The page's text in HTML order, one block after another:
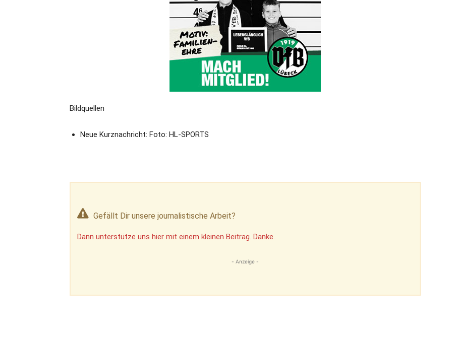
Bildquellen
Neue Kurznachricht: Foto: HL-SPORTS
Gefällt Dir unsere journalistische Arbeit?
Dann unterstütze uns hier mit einem kleinen Beitrag. Danke.
- Anzeige -